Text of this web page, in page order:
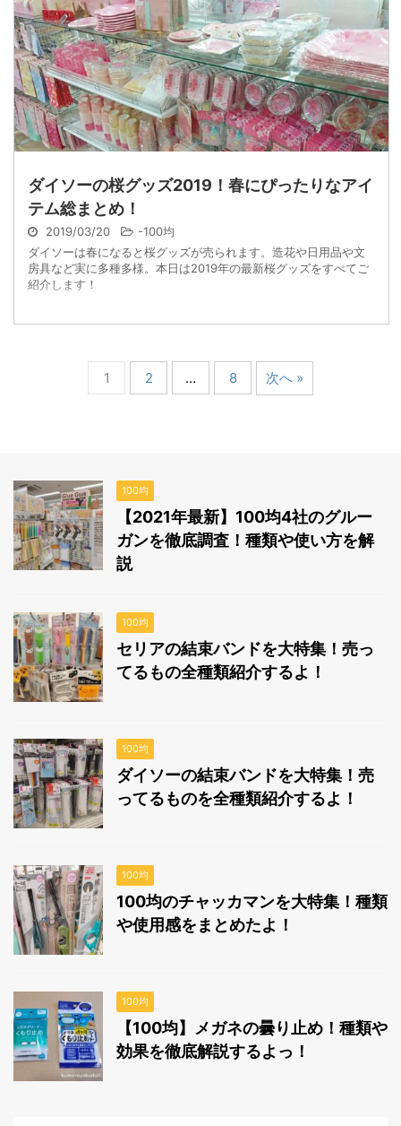
ダイソーの桜グッズ2019！春にぴったりなアイ
テム総まとめ！
2019/03/20 -100均
ダイソーは春になると桜グッズが売られます。造花や日用品や文
房具など実に多種多様。本日は2019年の最新桜グッズをすべてご
紹介します！
1 2 … 8 次へ »
100均
【2021年最新】100均4社のグルー
ガンを徹底調査！種類や使い方を解
説
100均
セリアの結束バンドを大特集！売っ
てるもの全種類紹介するよ！
100均
ダイソーの結束バンドを大特集！売
ってるものを全種類紹介するよ！
100均
100均のチャッカマンを大特集！種類
や使用感をまとめたよ！
100均
【100均】メガネの曇り止め！種類や
効果を徹底解説するよっ！